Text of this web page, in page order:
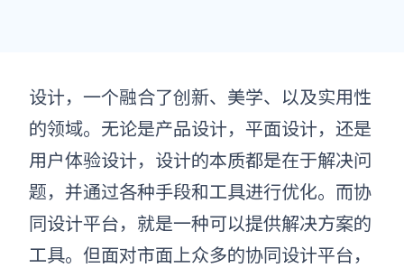
设计，一个融合了创新、美学、以及实用性
的领域。无论是产品设计，平面设计，还是
用户体验设计，设计的本质都是在于解决问
题，并通过各种手段和工具进行优化。而协
同设计平台，就是一种可以提供解决方案的
工具。但面对市面上众多的协同设计平台，